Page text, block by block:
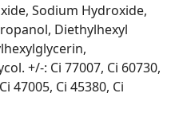
Sodium Hydroxide,
Diethylhexyl
+/-: Ci 77007, Ci 60730,
47005, Ci 45380, Ci